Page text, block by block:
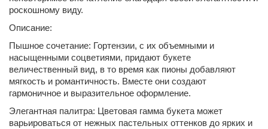
роскошному виду.
Описание:
Пышное сочетание: Гортензии, с их объемными и
насыщенными соцветиями, придают букете
величественный вид, в то время как пионы добавляют
мягкость и романтичность. Вместе они создают
гармоничное и выразительное оформление.
Элегантная палитра: Цветовая гамма букета может
варьироваться от нежных пастельных оттенков до ярких и